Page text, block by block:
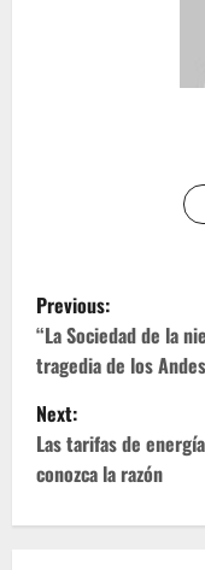
P
o
s
t
n
Previous:
“La Sociedad de la
tragedia de los Andes
Next:
Las tarifas de
conozca la razón